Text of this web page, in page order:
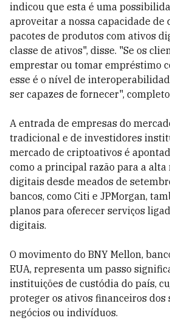
indicou que esta é uma
aproveitar a nossa capacidade de
pacotes de produtos com ativos
classe de ativos", disse. "Se os
emprestar ou tomar empréstimo
esse é o nível de
ser capazes de fornecer",
A entrada de empresas do
tradicional e de investidores
mercado de criptoativos é
como a principal razão para a alta
digitais desde meados de
bancos, como Citi e JPMorgan,
planos para oferecer serviços
digitais.
O movimento do BNY Mellon,
EUA, representa um passo
instituições de custódia do país,
proteger os ativos financeiros dos
negócios ou indivíduos.